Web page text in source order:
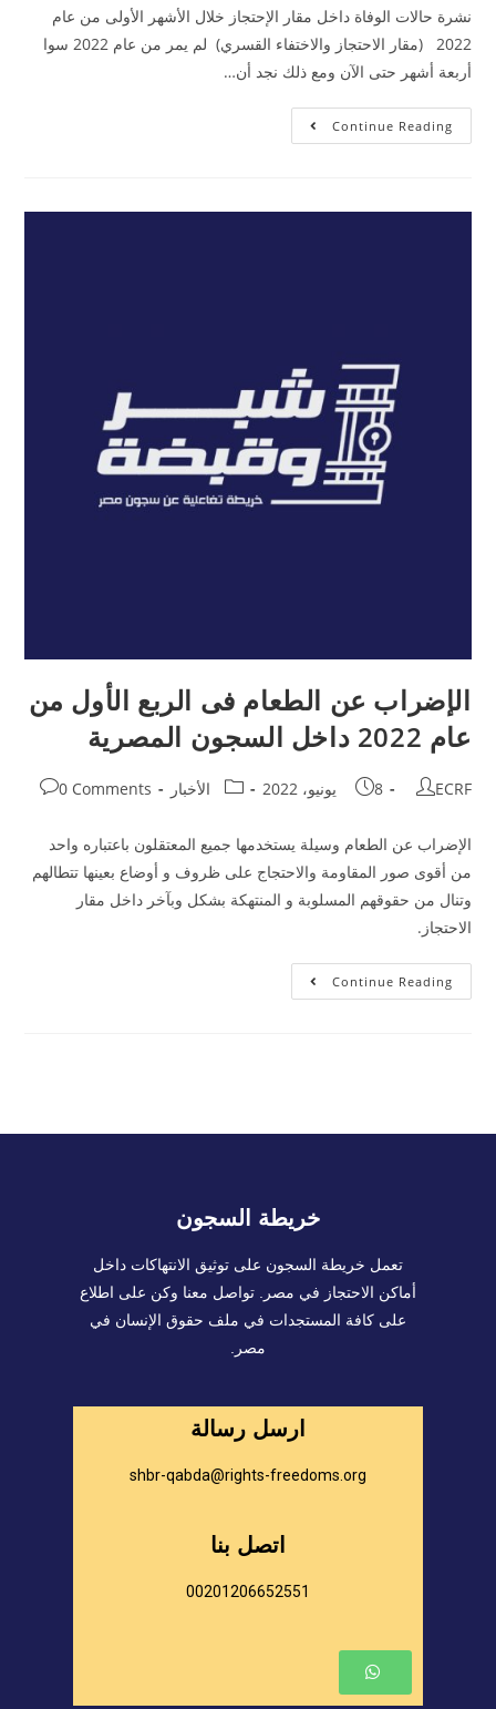
نشرة حالات الوفاة داخل مقار الإحتجاز خلال الأشهر الأولى من عام
2022 (مقار الاحتجاز والاختفاء القسري) لم يمر من عام 2022 سوا
أربعة أشهر حتى الآن ومع ذلك نجد أن…
Continue Reading
الإضراب عن الطعام فى الربع الأول من
عام 2022 داخل السجون المصرية
ECRF 8 يونيو، 2022 الأخبار 0 Comments
الإضراب عن الطعام وسيلة يستخدمها جميع المعتقلون باعتباره واحد
من أقوى صور المقاومة والاحتجاج على ظروف و أوضاع بعينها تتطالهم
وتنال من حقوقهم المسلوبة و المنتهكة بشكل وبآخر داخل مقار
الاحتجاز.
Continue Reading
خريطة السجون
تعمل خريطة السجون على توثيق الانتهاكات داخل
أماكن الاحتجاز في مصر. تواصل معنا وكن على اطلاع
على كافة المستجدات في ملف حقوق الإنسان في
مصر.
ارسل رسالة
shbr-qabda@rights-freedoms.org
اتصل بنا
00201206652551